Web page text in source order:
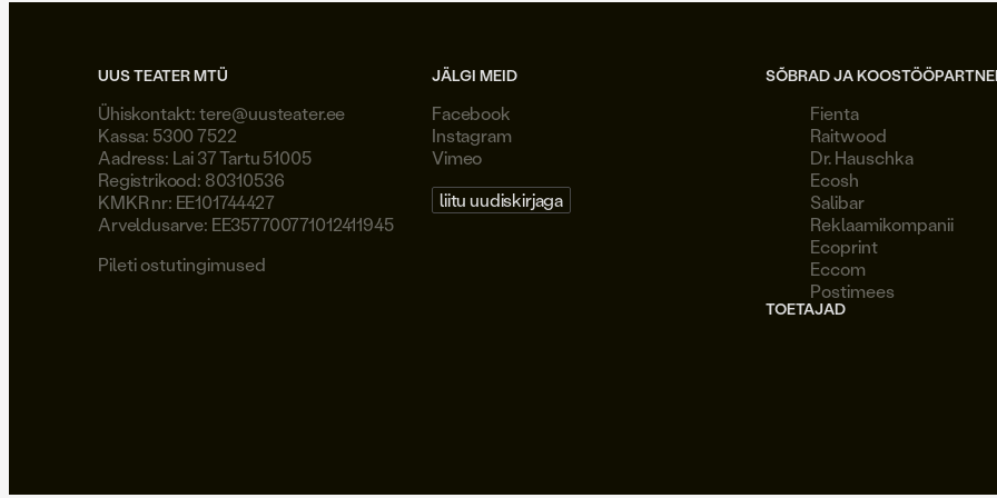
UUS TEATER MTÜ
Ühiskontakt:tere@uusteater.ee
Kassa: 5300 7522
Aadress: Lai 37 Tartu 51005
Registrikood: 80310536
KMKR nr: EE101744427
Arveldusarve: EE357700771012411945
Pileti ostutingimused
JÄLGI MEID
Facebook
Instagram
Vimeo
liitu uudiskirjaga
SÕBRAD JA
Fienta
Raitwood
Dr. Hauschka
Ecosh
Salibar
Reklaamikompanii
Ecoprint
Eccom
Postimees
TOETAJAD